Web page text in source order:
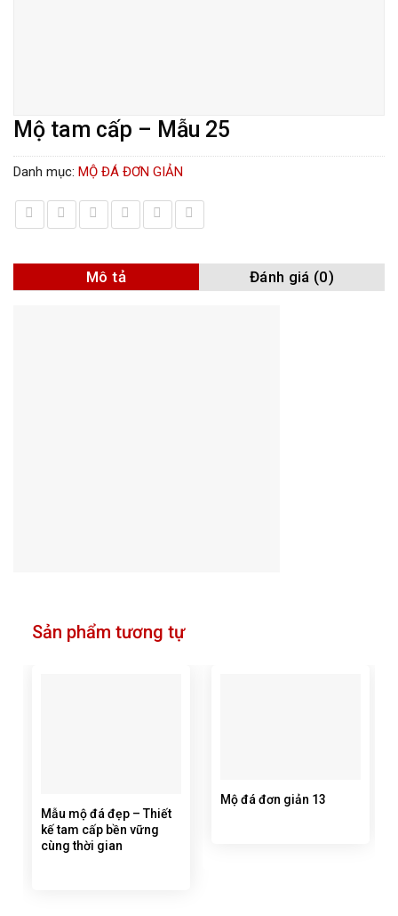
Mộ tam cấp – Mẫu 25
Danh mục: MỘ ĐÁ ĐƠN GIẢN
Mô tả Đánh giá (0)
Sản phẩm tương tự
Mẫu mộ đá đẹp – Thiết
kế tam cấp bền vững
cùng thời gian
Mộ đá đơn giản 13